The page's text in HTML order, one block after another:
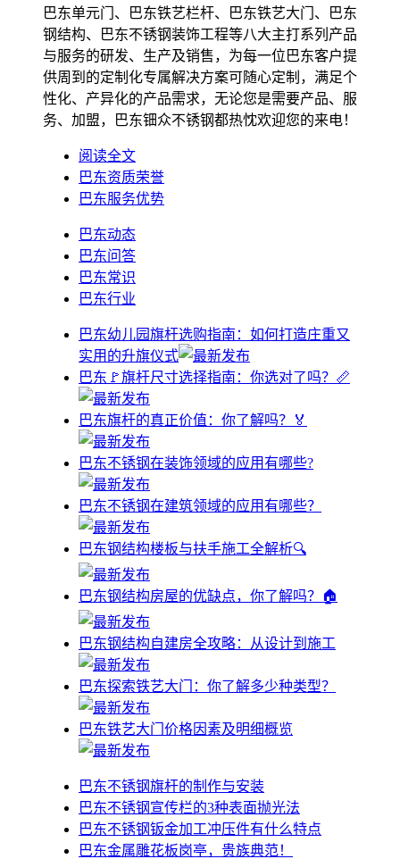
巴东单元门、巴东铁艺栏杆、巴东铁艺大门、巴东
钢结构、巴东不锈钢装饰工程等八大主打系列产品
与服务的研发、生产及销售，为每一位巴东客户提
供周到的定制化专属解决方案可随心定制，满足个
性化、产异化的产品需求，无论您是需要产品、服
务、加盟，巴东钿众不锈钢都热忱欢迎您的来电！
阅读全文
巴东资质荣誉
巴东服务优势
巴东动态
巴东问答
巴东常识
巴东行业
巴东幼儿园旗杆选购指南：如何打造庄重又
实用的升旗仪式
巴东🚩旗杆尺寸选择指南：你选对了吗？📏
巴东旗杆的真正价值：你了解吗？🏅
巴东不锈钢在装饰领域的应用有哪些?
巴东不锈钢在建筑领域的应用有哪些？
巴东钢结构楼板与扶手施工全解析🔍
巴东钢结构房屋的优缺点，你了解吗？🏠
巴东钢结构自建房全攻略：从设计到施工
巴东探索铁艺大门：你了解多少种类型？
巴东铁艺大门价格因素及明细概览
巴东不锈钢旗杆的制作与安装
巴东不锈钢宣传栏的3种表面抛光法
巴东不锈钢钣金加工冲压件有什么特点
巴东金属雕花板岗亭，贵族典范！